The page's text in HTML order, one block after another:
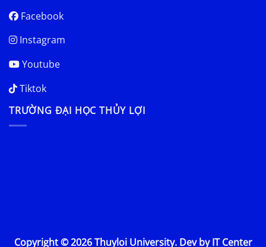
Facebook
Instagram
Youtube
Tiktok
TRƯỜNG ĐẠI HỌC THỦY LỢI
Copyright © 2026 Thuyloi University. Dev by IT Center